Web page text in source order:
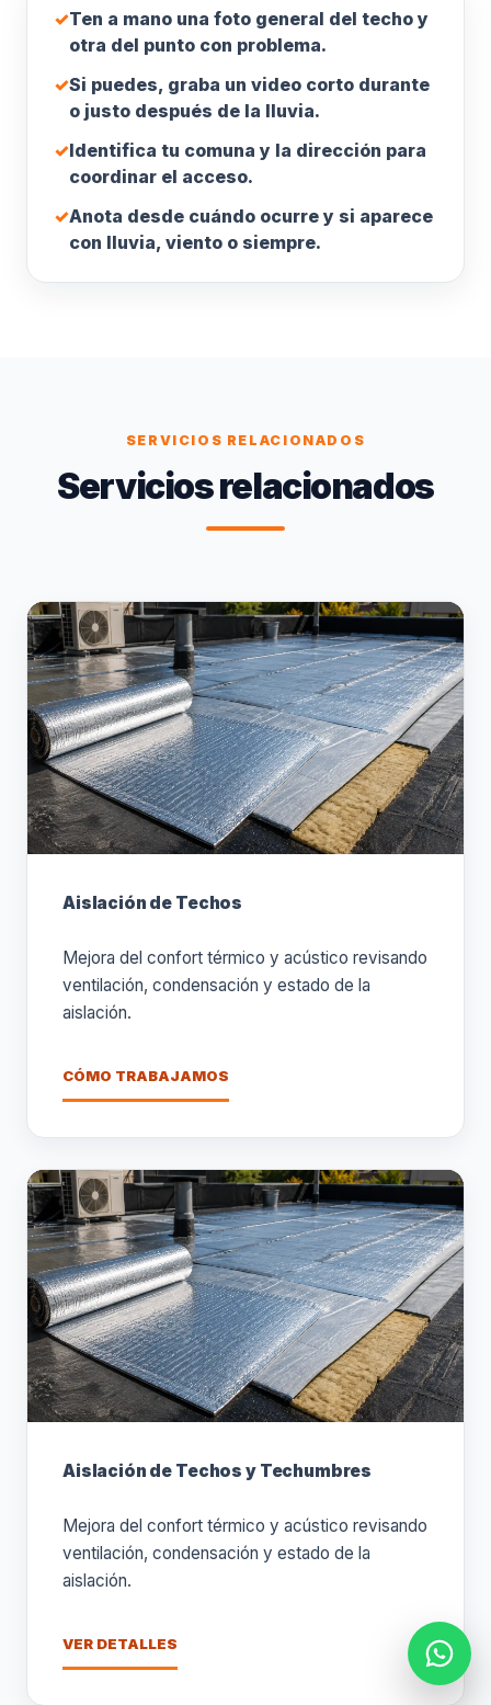
✓Ten a mano una foto general del techo y
otra del punto con problema.
✓Si puedes, graba un video corto durante
o justo después de la lluvia.
✓Identifica tu comuna y la dirección para
coordinar el acceso.
✓Anota desde cuándo ocurre y si aparece
con lluvia, viento o siempre.
SERVICIOS RELACIONADOS
Servicios relacionados
Aislación de Techos
Mejora del confort térmico y acústico revisando
ventilación, condensación y estado de la
aislación.
CÓMO TRABAJAMOS
Aislación de Techos y Techumbres
Mejora del confort térmico y acústico revisando
ventilación, condensación y estado de la
aislación.
VER DETALLES